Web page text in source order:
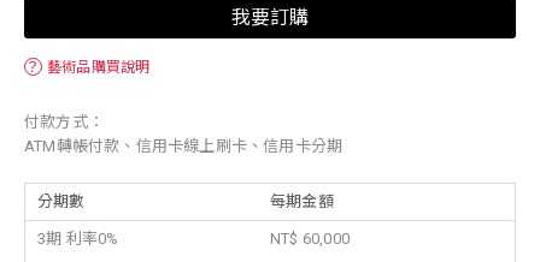
我要訂購
？ 藝術品購買說明
付款方式：
ATM轉帳付款、信用卡線上刷卡、信用卡分期
分期數 每期金額
3期 利率0%
NT$ 60,000